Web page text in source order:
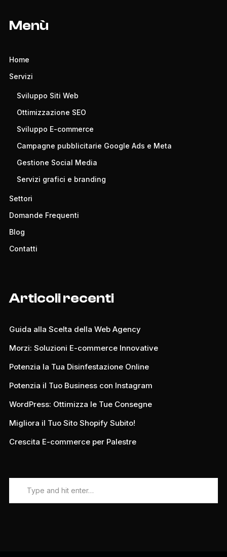
Menù
Home
Servizi
Sviluppo Siti Web
Ottimizzazione SEO
Sviluppo E-commerce
Campagne pubblicitarie Google Ads e Meta
Gestione Social Media
Servizi grafici e branding
Settori
Domande Frequenti
Blog
Contatti
Articoli recenti
Guida alla Scelta della Web Agency
Morzi: Soluzioni E-commerce Innovative
Potenzia la Tua Disinfestazione Online
Potenzia il Tuo Business con Instagram
WordPress: Ottimizza le Tue Consegne
Migliora il Tuo Sito Shopify Subito!
Crescita E-commerce per Palestre